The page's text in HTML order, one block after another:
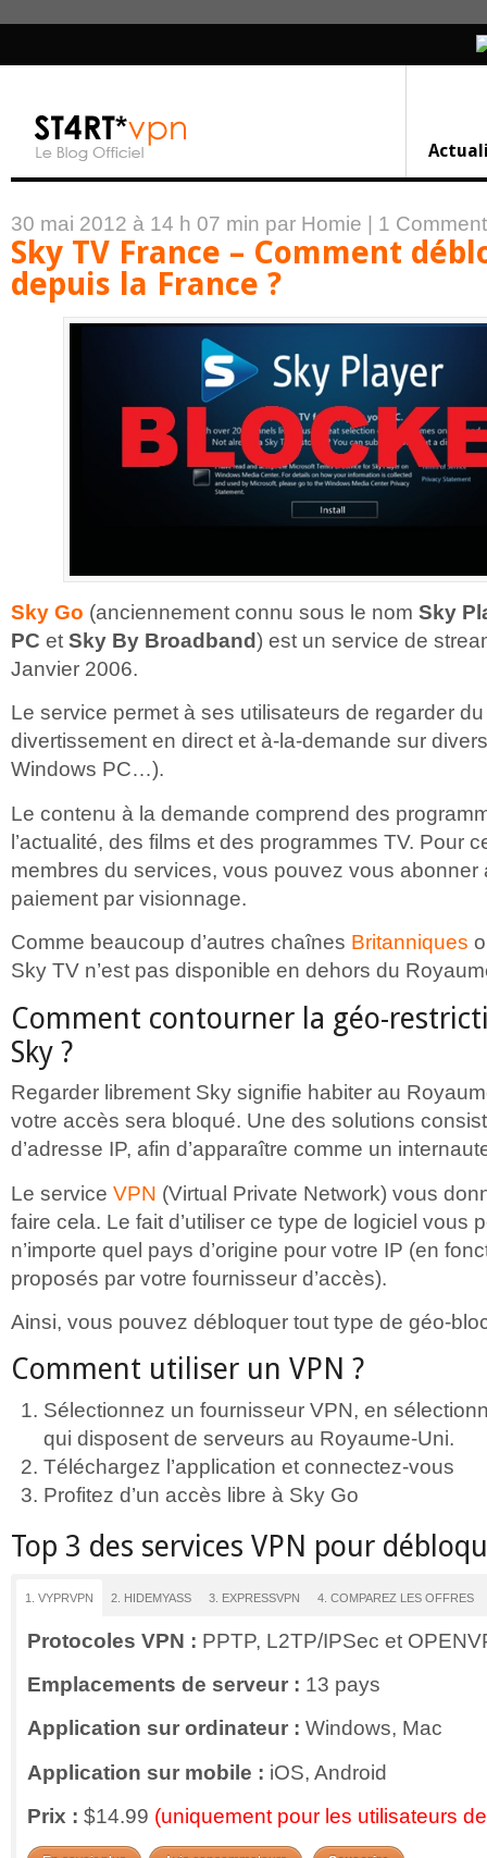
30 mai 2012 à 14 h 07 min par Homie 1
Sky TV France – Comment
depuis la France ?
Sky Go (anciennement connu sous le nom Sky
PC et Sky By Broadband) est un service de
Janvier 2006.
Le service permet à ses utilisateurs de regarder
divertissement en direct et à-la-demande sur
Windows PC…).
Le contenu à la demande comprend des
l’actualité, des films et des programmes TV. Pour
membres du services, vous pouvez vous abonner
paiement par visionnage.
Comme beaucoup d’autres chaînes Britanniques
Sky TV n’est pas disponible en dehors du
Comment contourner la géo-
Sky ?
Regarder librement Sky signifie habiter au
votre accès sera bloqué. Une des solutions
d’adresse IP, afin d’apparaître comme un
Le service VPN (Virtual Private Network) vous
faire cela. Le fait d’utiliser ce type de logiciel vous
n’importe quel pays d’origine pour votre IP (en
proposés par votre fournisseur d’accès).
Ainsi, vous pouvez débloquer tout type de géo-
Comment utiliser un VPN ?
Sélectionnez un fournisseur VPN, en
qui disposent de serveurs au Royaume-Uni.
Téléchargez l’application et connectez-vous
Profitez d’un accès libre à Sky Go
Top 3 des services VPN pour
1. VYPRVPN 2. HIDEMYASS 3. EXPRESSVPN 4. COMPAREZ LES OFFRES
Protocoles VPN : PPTP, L2TP/IPSec et
Emplacements de serveur : 13 pays
Application sur ordinateur : Windows, Mac
Application sur mobile : iOS, Android
Prix : $14.99 (uniquement pour les utilisateurs